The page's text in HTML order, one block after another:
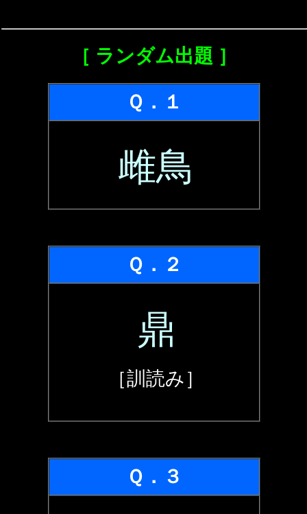
［ ランダム出題 ］
Ｑ．１
雌鳥
Ｑ．２
鼎
［訓読み］
Ｑ．３